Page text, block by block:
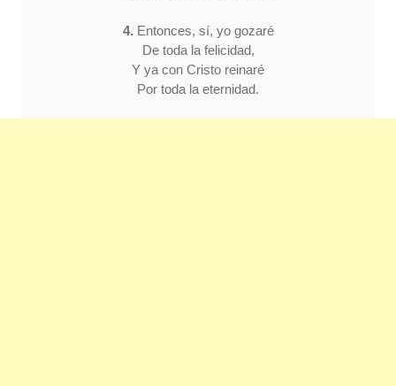
4. Entonces, sí, yo gozaré
De toda la felicidad,
Y ya con Cristo reinaré
Por toda la eternidad.